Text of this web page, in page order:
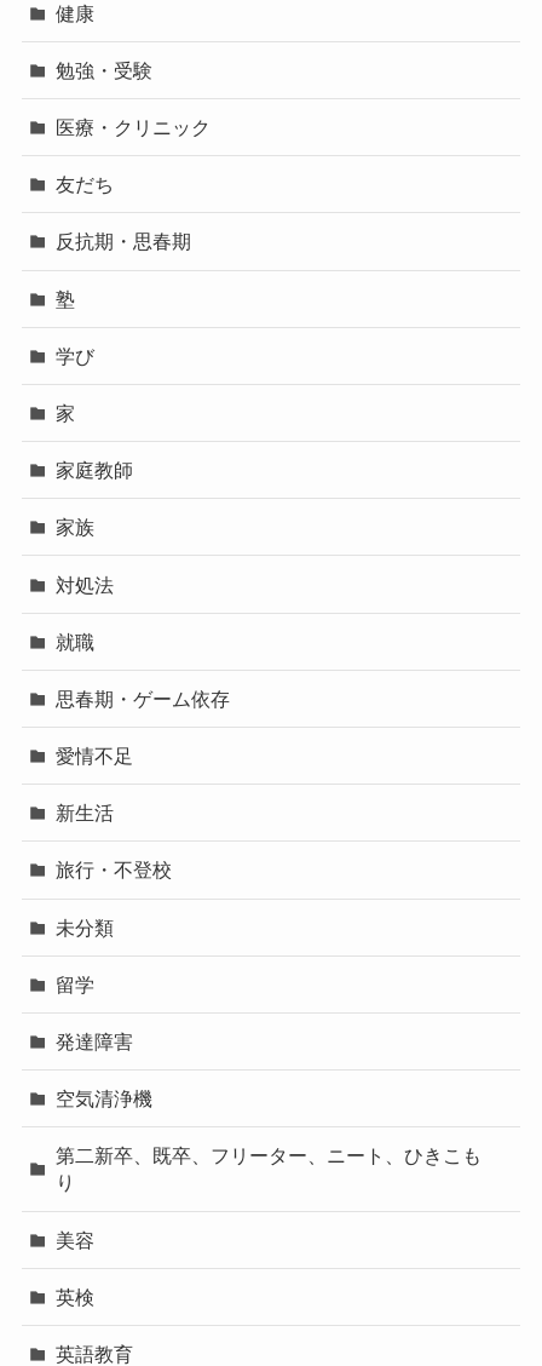
健康
勉強・受験
医療・クリニック
友だち
反抗期・思春期
塾
学び
家
家庭教師
家族
対処法
就職
思春期・ゲーム依存
愛情不足
新生活
旅行・不登校
未分類
留学
発達障害
空気清浄機
第二新卒、既卒、フリーター、ニート、ひきこも
り
美容
英検
英語教育